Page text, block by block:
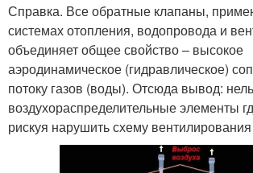
Справка. Все обратные клапаны,
системах отопления, водопровода и
объединяет общее свойство – высокое
аэродинамическое (гидравлическое)
потоку газов (воды). Отсюда вывод:
воздухораспределительные элементы
рискуя нарушить схему